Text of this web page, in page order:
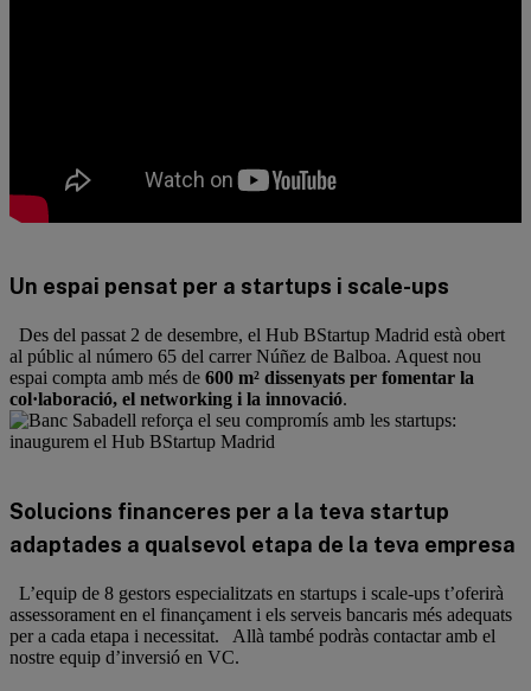
Un espai pensat per a startups i scale-ups
Des del passat 2 de desembre, el Hub BStartup Madrid està obert
al públic al número 65 del carrer Núñez de Balboa. Aquest nou
espai compta amb més de 600 m² dissenyats per fomentar la
col·laboració, el networking i la innovació.
Solucions financeres per a la teva startup
adaptades a qualsevol etapa de la teva empresa
L’equip de 8 gestors especialitzats en startups i scale-ups t’oferirà
assessorament en el finançament i els serveis bancaris més adequats
per a cada etapa i necessitat. Allà també podràs contactar amb el
nostre equip d’inversió en VC.